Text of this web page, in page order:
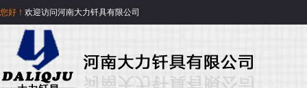
您好！ 欢迎访问河南大力钎具有限公司